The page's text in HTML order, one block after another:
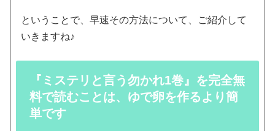
ということで、早速その方法について、ご紹介して
いきますね♪
『ミステリと言う勿かれ1巻』を完全無
料で読むことは、ゆで卵を作るより簡
単です